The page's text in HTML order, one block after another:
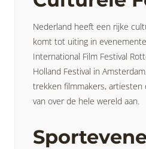
Nederland heeft een rijke
komt tot uiting in
International Film Festival
Holland Festival in
trekken filmmakers,
van over de hele wereld aan.